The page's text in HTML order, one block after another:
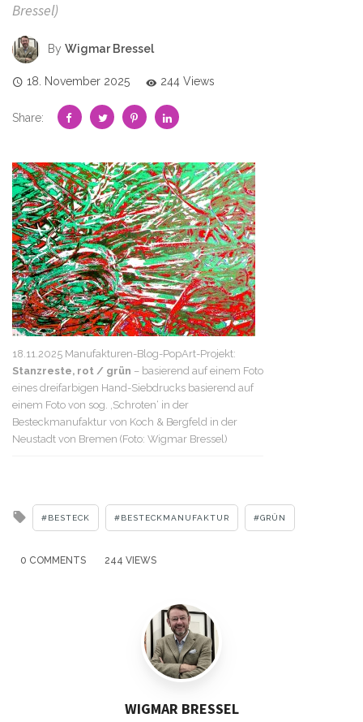
Bressel)
By Wigmar Bressel
18. November 2025 244 Views
Share:
18.11.2025 Manufakturen-Blog-PopArt-Projekt:
Stanzreste, rot / grün – basierend auf einem Foto
eines dreifarbigen Hand-Siebdrucks basierend auf
einem Foto von sog. ‚Schroten‘ in der
Besteckmanufaktur von Koch & Bergfeld in der
Neustadt von Bremen (Foto: Wigmar Bressel)
Tagged
BESTECK BESTECKMANUFAKTUR GRÜN
0 COMMENTS 244 VIEWS
WIGMAR BRESSEL